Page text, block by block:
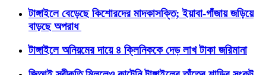
টাঙ্গাইলে বেড়েছে কিশোরদের মাদকাসক্তি; ইয়াবা-গাঁজায় জড়িয়ে
বাড়ছে অপরাধ
টাঙ্গাইলে অনিয়মের দায়ে ৪ ক্লিনিককে দেড় লাখ টাকা জরিমানা